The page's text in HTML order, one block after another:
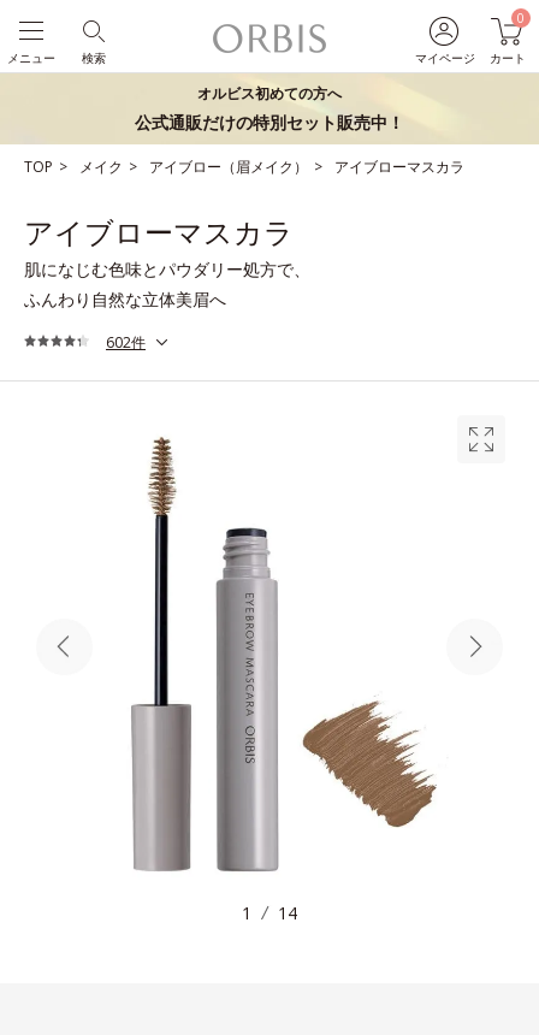
マイページ
0
カート
検索
メニュー
オルビス初めての方へ
公式通販だけの特別セット販売中！
TOP メイク アイブロー（眉メイク） アイブローマスカラ
アイブローマスカラ
肌になじむ色味とパウダリー処方で、
ふんわり自然な立体美眉へ
602件
1 14